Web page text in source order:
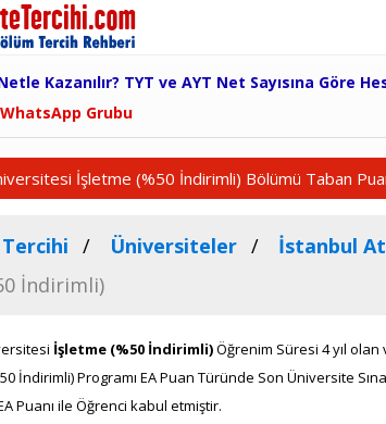
Kazanılır? TYT ve AYT Net Sayısına Göre
Grubu
İşletme (%50 İndirimli) Bölümü Taban
Üniversiteler
İstanbul
İndirimli)
İşletme (%50 İndirimli)Öğrenim Süresi 4 yıl olan
İndirimli) Programı EA Puan Türünde Son Üniversite
Puanı ile Öğrenci kabul etmiştir.